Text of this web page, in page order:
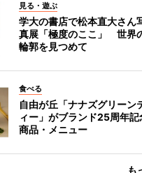
見る・遊ぶ
学大の書店で松本直大さん
真展「極度のここ」 世界
輪郭を見つめて
食べる
自由が丘「ナナズグリーン
ィー」がブランド25周年記
商品・メニュー
も